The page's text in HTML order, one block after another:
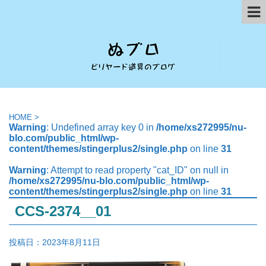
HOME >
Warning: Undefined array key 0 in /home/xs272995/nu-
blo.com/public_html/wp-
content/themes/stingerplus2/single.php on line 31
Warning: Attempt to read property "cat_ID" on null in
/home/xs272995/nu-blo.com/public_html/wp-
content/themes/stingerplus2/single.php on line 31
CCS-2374__01
投稿日： 2023年8月11日